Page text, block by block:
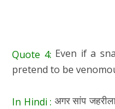
Quote 4: Even if a
pretend to be
In Hindi : अगर सांप